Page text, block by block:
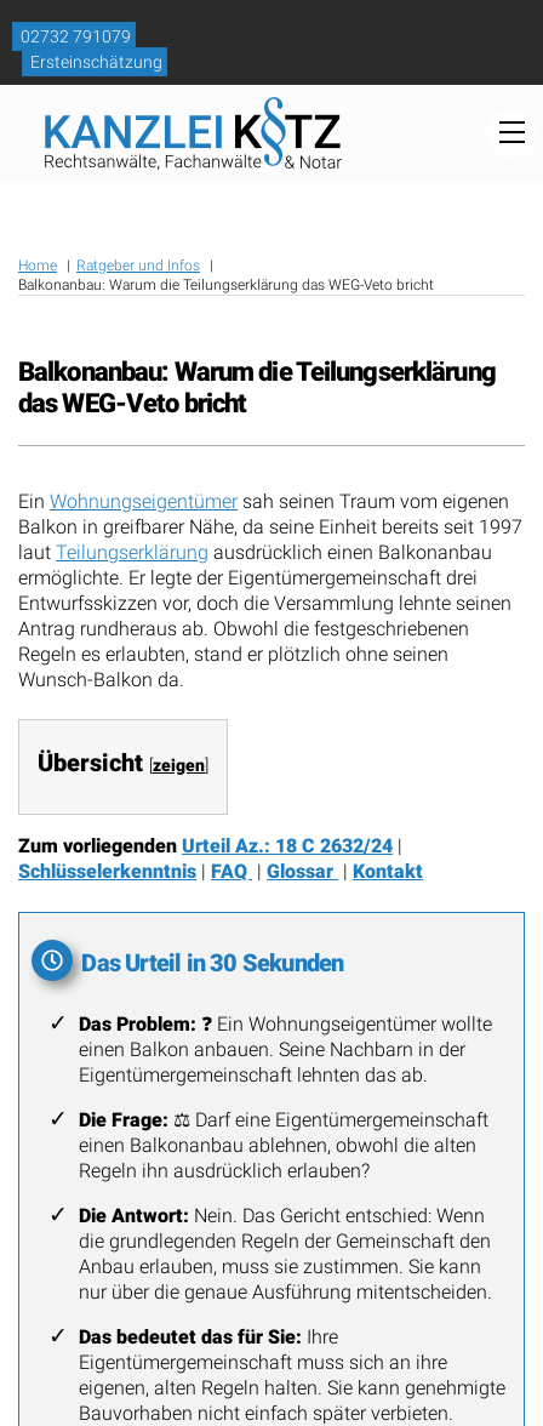
content
02732 791079
Ersteinschätzung
Home
Ratgeber und Infos
Balkonanbau: Warum die Teilungserklärung das WEG-Veto bricht
Balkonanbau: Warum die Teilungserklärung
das WEG-Veto bricht
Ein Wohnungseigentümer sah seinen Traum vom eigenen
Balkon in greifbarer Nähe, da seine Einheit bereits seit 1997
laut Teilungserklärung ausdrücklich einen Balkonanbau
ermöglichte. Er legte der Eigentümergemeinschaft drei
Entwurfsskizzen vor, doch die Versammlung lehnte seinen
Antrag rundheraus ab. Obwohl die festgeschriebenen
Regeln es erlaubten, stand er plötzlich ohne seinen
Wunsch-Balkon da.
Übersicht [zeigen]
Zum vorliegenden Urteil Az.: 18 C 2632/24 |
Schlüsselerkenntnis | FAQ | Glossar | Kontakt
Das Urteil in 30 Sekunden
Das Problem: ❓ Ein Wohnungseigentümer wollte
einen Balkon anbauen. Seine Nachbarn in der
Eigentümergemeinschaft lehnten das ab.
Die Frage: ⚖️ Darf eine Eigentümergemeinschaft
einen Balkonanbau ablehnen, obwohl die alten
Regeln ihn ausdrücklich erlauben?
Die Antwort: Nein. Das Gericht entschied: Wenn
die grundlegenden Regeln der Gemeinschaft den
Anbau erlauben, muss sie zustimmen. Sie kann
nur über die genaue Ausführung mitentscheiden.
Das bedeutet das für Sie: Ihre
Eigentümergemeinschaft muss sich an ihre
eigenen, alten Regeln halten. Sie kann genehmigte
Bauvorhaben nicht einfach später verbieten.